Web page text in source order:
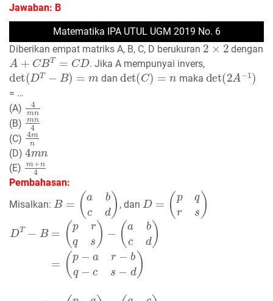
Jawaban: B
Matematika IPA UTUL UGM 2019 No. 6
Diberikan empat matriks A, B, C, D berukuran
2×2
dengan
A+CBT=CD
. Jika A mempunyai invers,
det(DT− )=m
dan
det(C)=n
maka
det (2 A 1)
= …
(A)
m
(B)
mn
(C)
4m
(D)
4m
(E)
m+n4
Pembahasan:
Misalkan:
B= bcd
, dan
D= qrs
D =( s)− ab c =
(p −b cs− )